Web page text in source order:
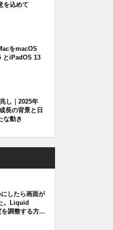
を込めて
をmacOS
とiPadOS 13
し｜2025年
長の背景と日
な動き
したら画面が
。Liquid
調整する方...